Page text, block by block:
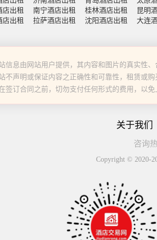
店出租 南宁酒店出租 桂林酒店出租
昆明
店出租 拉萨酒店出租 沈阳酒店出租 大连
信息由网站用户提供，其内容和图片的真实性
不声明或保证内容之正确性和可靠性，租赁或
签订合同之前，切勿支付任何形式的费用，以免
关于我们
咨询
Copyright © 2020-